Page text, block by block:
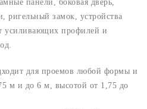
панели, боковая дверь,
ригельный замок, устройства
усиливающих профилей и
для проемов любой формы и
м и до 6 м, высотой от 1,75 до